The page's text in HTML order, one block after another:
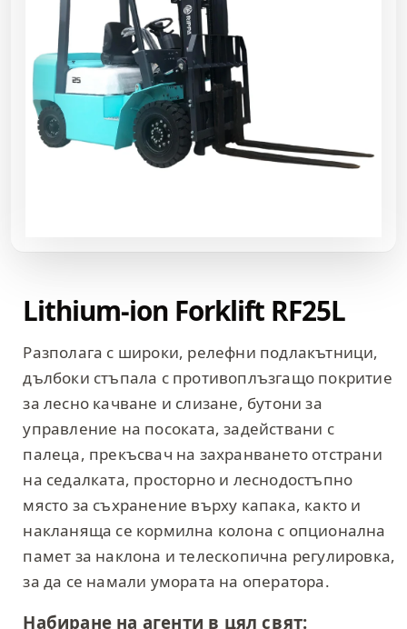
Lithium-ion Forklift RF25L
Разполага с широки, релефни подлакътници,
дълбоки стъпала с противоплъзгащо покритие
за лесно качване и слизане, бутони за
управление на посоката, задействани с
палеца, прекъсвач на захранването отстрани
на седалката, просторно и леснодостъпно
място за съхранение върху капака, както и
накланяща се кормилна колона с опционална
памет за наклона и телескопична регулировка,
за да се намали умората на оператора.
Набиране на агенти в цял свят: